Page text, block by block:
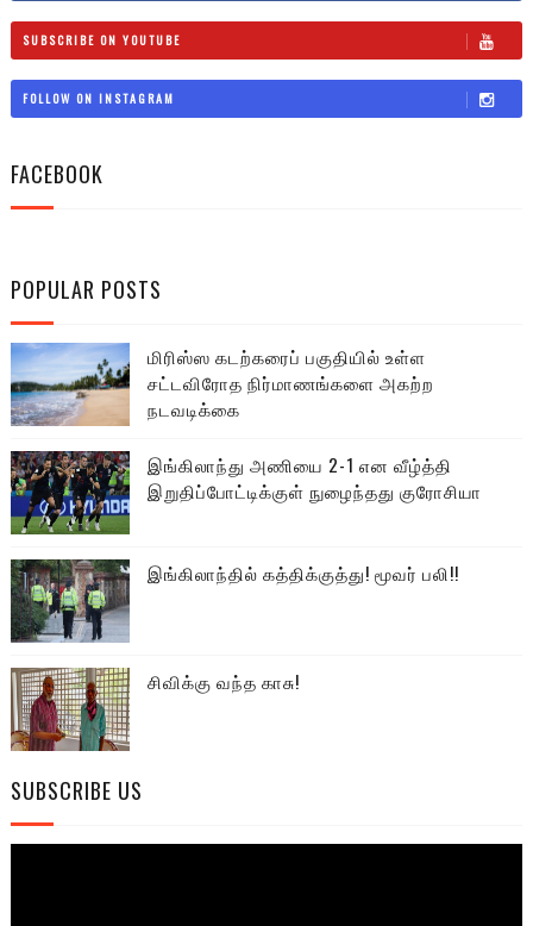
SUBSCRIBE ON YOUTUBE
FOLLOW ON INSTAGRAM
FACEBOOK
POPULAR POSTS
மிரிஸ்ஸ கடற்கரைப் பகுதியில் உள்ள
சட்டவிரோத நிர்மாணங்களை அகற்ற
நடவடிக்கை
இங்கிலாந்து அணியை 2-1 என வீழ்த்தி
இறுதிப்போட்டிக்குள் நுழைந்தது குரோசியா
இங்கிலாந்தில் கத்திக்குத்து! மூவர் பலி!!
சிவிக்கு வந்த காசு!
SUBSCRIBE US